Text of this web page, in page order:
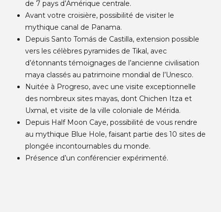
de 7 pays d’Amérique centrale.
Avant votre croisière, possibilité de visiter le
mythique canal de Panama.
Depuis Santo Tomás de Castilla, extension possible
vers les célèbres pyramides de Tikal, avec
d’étonnants témoignages de l’ancienne civilisation
maya classés au patrimoine mondial de l’Unesco.
Nuitée à Progreso, avec une visite exceptionnelle
des nombreux sites mayas, dont Chichen Itza et
Uxmal, et visite de la ville coloniale de Mérida.
Depuis Half Moon Caye, possibilité de vous rendre
au mythique Blue Hole, faisant partie des 10 sites de
plongée incontournables du monde.
Présence d’un conférencier expérimenté.